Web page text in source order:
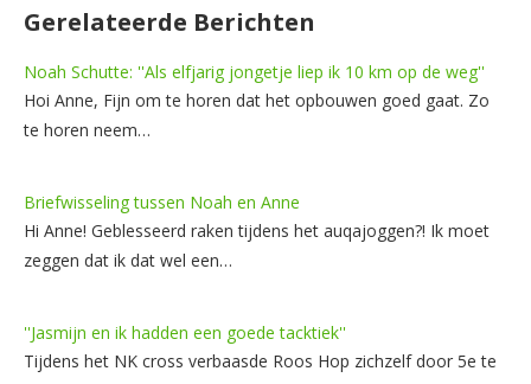
Gerelateerde Berichten
Noah Schutte: ''Als elfjarig jongetje liep ik 10 km op de weg''
Hoi Anne, Fijn om te horen dat het opbouwen goed gaat. Zo
te horen neem…
Briefwisseling tussen Noah en Anne
Hi Anne! Geblesseerd raken tijdens het auqajoggen?! Ik moet
zeggen dat ik dat wel een…
''Jasmijn en ik hadden een goede tacktiek''
Tijdens het NK cross verbaasde Roos Hop zichzelf door 5e te